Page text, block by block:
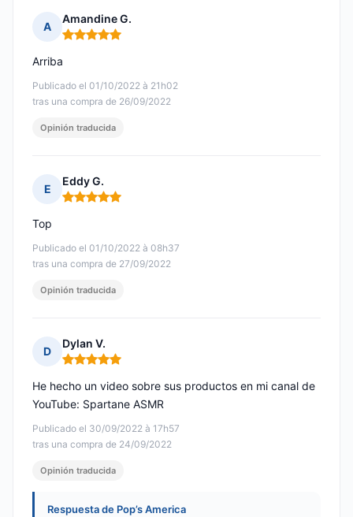
A
Amandine G.
Nota: 5 de 5
Publicado el 01/10/2022 à 21h02
tras una compra de 26/09/2022
Arriba
Opinión traducida
E
Eddy G.
Nota: 5 de 5
Publicado el 01/10/2022 à 08h37
tras una compra de 27/09/2022
Top
Opinión traducida
D
Dylan V.
Nota: 5 de 5
Publicado el 30/09/2022 à 17h57
tras una compra de 24/09/2022
He hecho un video sobre sus productos en mi canal de
YouTube: Spartane ASMR
Opinión traducida
Respuesta de Pop’s America